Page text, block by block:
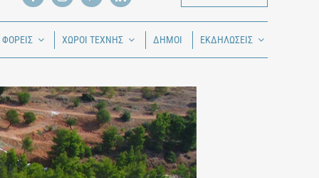
ΦΟΡΕΙΣ ΧΩΡΟΙ ΤΕΧΝΗΣ ΔΗΜΟΙ ΕΚΔΗΛΩΣΕΙΣ